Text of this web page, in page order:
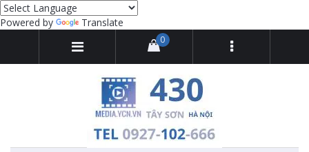
Powered by Translate
0